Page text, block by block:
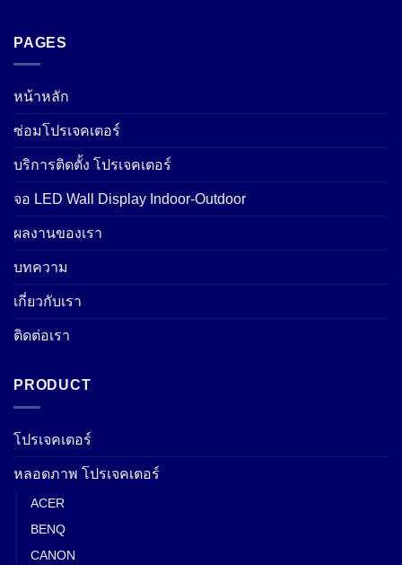
PAGES
หน้าหลัก
ซ่อมโปรเจคเตอร์
บริการติดตั้ง โปรเจคเตอร์
จอ LED Wall Display Indoor-Outdoor
ผลงานของเรา
บทความ
เกี่ยวกับเรา
ติดต่อเรา
PRODUCT
โปรเจคเตอร์
หลอดภาพ โปรเจคเตอร์
ACER
BENQ
CANON